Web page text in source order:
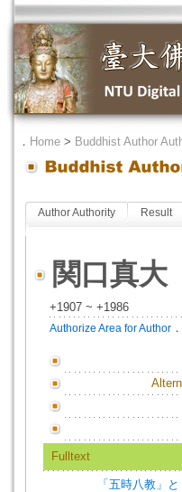
． Home > Buddhist Author
Author Authority Result
関口真大
+1907 ~ +1986
Authorize Area for Author ．
Fulltext
「五時八教」